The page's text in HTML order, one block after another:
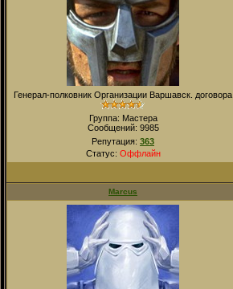
Генерал-полковник Организации Варшавск. договора
Группа: Мастера
Сообщений: 9985
Репутация: 363
Статус: Оффлайн
Marcus